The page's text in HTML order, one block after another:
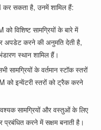
कर सकता है, उनमें शामिल हैं:
विशिष्ट सामग्रियों के बारे में
अपडेट करने की अनुमति देती है,
स्थान शामिल हैं।
सामग्रियों के वर्तमान स्टॉक स्तरों
को इन्वेंटरी स्तरों को ट्रैक करने
सामग्रियों और वस्तुओं के लिए
करने में सक्षम बनाती है।